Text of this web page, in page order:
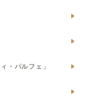
・パルフェ」